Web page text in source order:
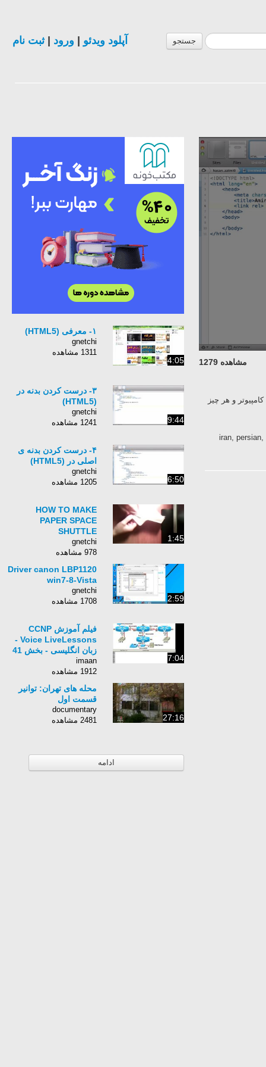
جستجو آپلود ویدئو ورود |ثبت نام
مشاهده 1279
و هر چیز
iran,
4:05
۱- معرفی (HTML5)
gnetchi
1311 مشاهده
9:44
۳- درست کردن بدنه در
(HTML5)
gnetchi
1241 مشاهده
6:50
۴- درست کردن بدنه ی
اصلی در (HTML5)
gnetchi
1205 مشاهده
1:45
HOW TO MAKE
PAPER SPACE
SHUTTLE
gnetchi
978 مشاهده
2:59
Driver canon LBP1120
win7-8-Vista
gnetchi
1708 مشاهده
7:04
فیلم آموزش CCNP
Voice LiveLessons -
زبان انگلیسی - بخش 41
imaan
1912 مشاهده
27:16
محله های تهران: توانیر
قسمت اول
documentary
2481 مشاهده
ادامه